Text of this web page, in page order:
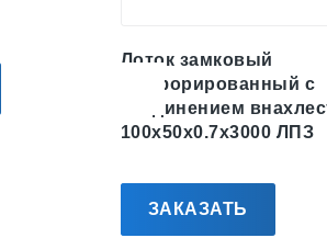
Лоток замковый
перфорированный с
соединением
100х50x0.7х3000 ЛПЗ
ЗАКАЗАТЬ